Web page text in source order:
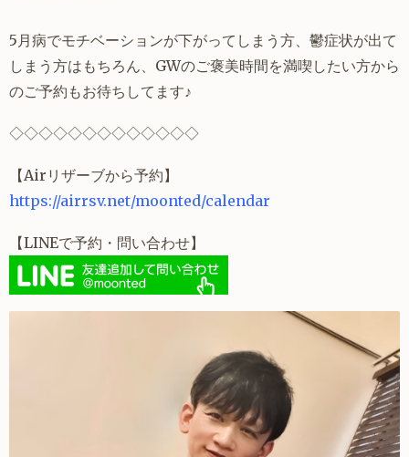
5月病でモチベーションが下がってしまう方、鬱症状が出て
しまう方はもちろん、GWのご褒美時間を満喫したい方から
のご予約もお待ちしてます♪
◇◇◇◇◇◇◇◇◇◇◇◇◇
【Airリザーブから予約】
https://airrsv.net/moonted/calendar
【LINEで予約・問い合わせ】